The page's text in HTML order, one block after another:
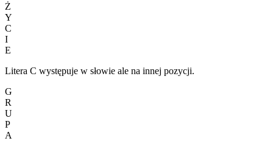
Ż
Y
C
I
E
Litera C występuje w słowie ale na innej pozycji.
G
R
U
P
A